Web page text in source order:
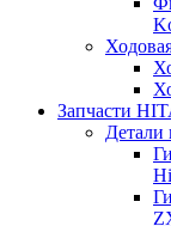
Запчасти
Детали